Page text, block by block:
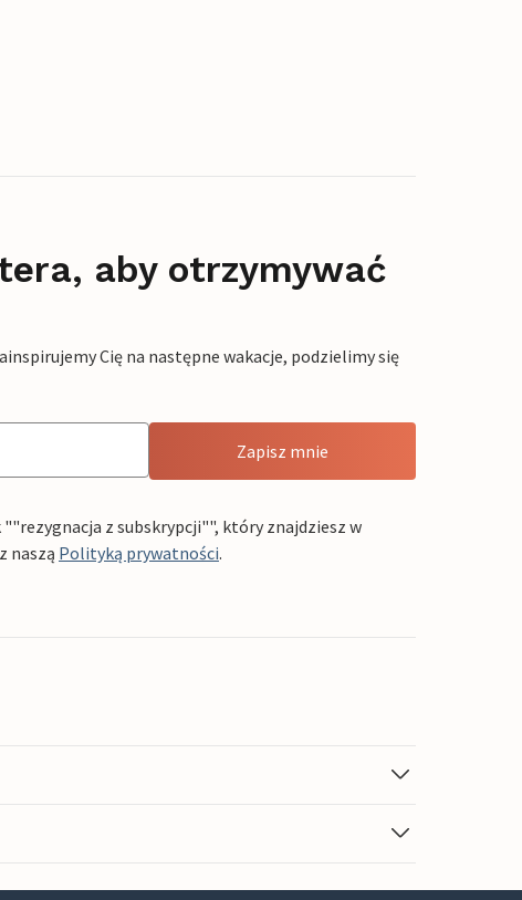
aby otrzymywać
Cię na następne wakacje, podzielimy się
Zapisz mnie
z subskrypcji"", który znajdziesz w
naszą Polityką prywatności.